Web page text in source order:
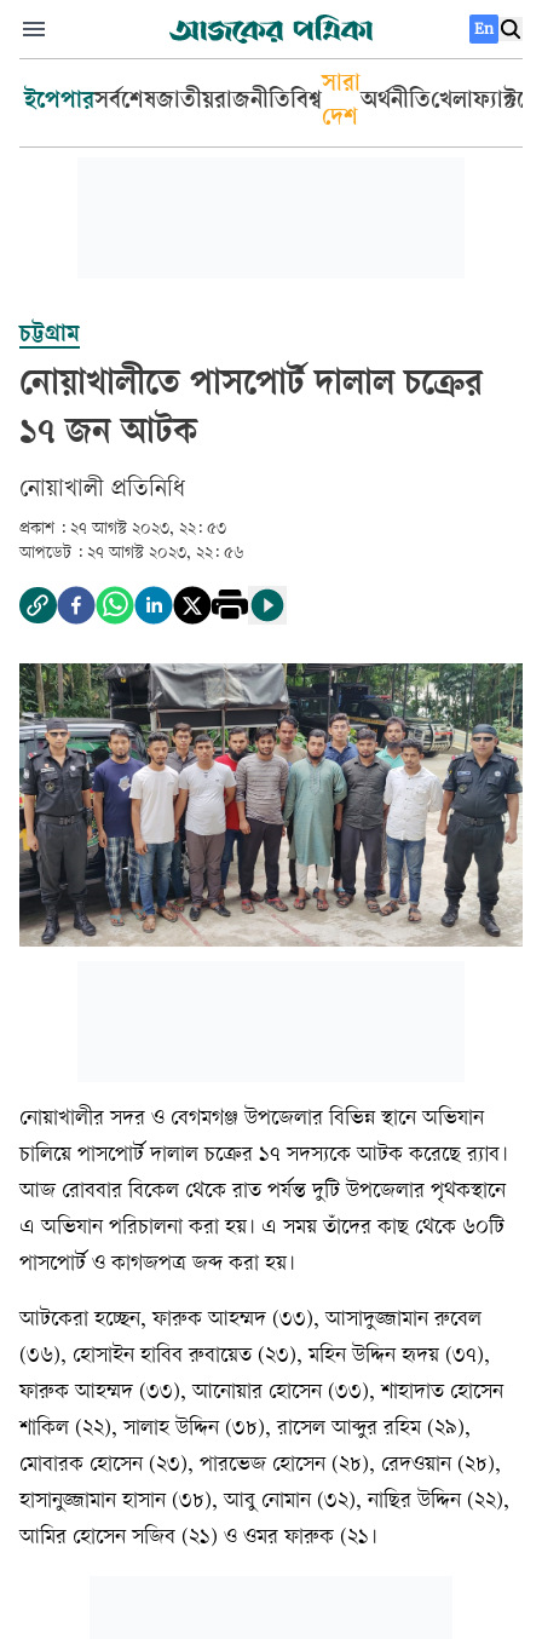
En
ইপেপারসর্বশেষজাতীয়রাজনীতিবিশ্ব
সারা
দেশ
অর্থনীতিখেলা
চট্টগ্রাম
নোয়াখালীতে পাসপোর্ট দালাল চক্রের
১৭ জন আটক
নোয়াখালী প্রতিনিধি
প্রকাশ : ২৭ আগস্ট ২০২৩, ২২: ৫৩
আপডেট : ২৭ আগস্ট ২০২৩, ২২: ৫৬
নোয়াখালীর সদর ও বেগমগঞ্জ উপজেলার বিভিন্ন স্থানে অভিযান
চালিয়ে পাসপোর্ট দালাল চক্রের ১৭ সদস্যকে আটক করেছে র‍্যাব।
আজ রোববার বিকেল থেকে রাত পর্যন্ত দুটি উপজেলার পৃথকস্থানে
এ অভিযান পরিচালনা করা হয়। এ সময় তাঁদের কাছ থেকে ৬০টি
পাসপোর্ট ও কাগজপত্র জব্দ করা হয়।
আটকেরা হচ্ছেন, ফারুক আহম্মদ (৩৩), আসাদুজ্জামান রুবেল
(৩৬), হোসাইন হাবিব রুবায়েত (২৩), মহিন উদ্দিন হৃদয় (৩৭),
ফারুক আহম্মদ (৩৩), আনোয়ার হোসেন (৩৩), শাহাদাত হোসেন
শাকিল (২২), সালাহ উদ্দিন (৩৮), রাসেল আব্দুর রহিম (২৯),
মোবারক হোসেন (২৩), পারভেজ হোসেন (২৮), রেদওয়ান (২৮),
হাসানুজ্জামান হাসান (৩৮), আবু নোমান (৩২), নাছির উদ্দিন (২২),
আমির হোসেন সজিব (২১) ও ওমর ফারুক (২১।